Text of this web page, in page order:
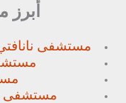
مستشفى
مستشفى